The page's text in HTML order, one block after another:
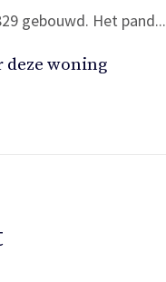
gebouwd. Het pand...
deze woning